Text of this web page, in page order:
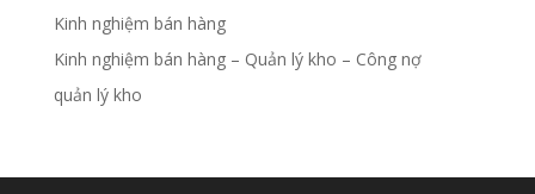
Kinh nghiệm bán hàng
Kinh nghiệm bán hàng – Quản lý kho – Công nợ
quản lý kho